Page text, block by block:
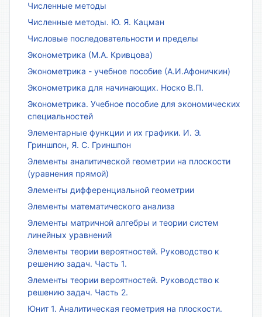
Численные методы
Численные методы. Ю. Я. Кацман
Числовые последовательности и пределы
Эконометрика (М.А. Кривцова)
Эконометрика - учебное пособие (А.И.Афоничкин)
Эконометрика для начинающих. Носко В.П.
Эконометрика. Учебное пособие для экономических
специальностей
Элементарные функции и их графики. И. Э.
Гриншпон, Я. С. Гриншпон
Элементы аналитической геометрии на плоскости
(уравнения прямой)
Элементы дифференциальной геометрии
Элементы математического анализа
Элементы матричной алгебры и теории систем
линейных уравнений
Элементы теории вероятностей. Руководство к
решению задач. Часть 1.
Элементы теории вероятностей. Руководство к
решению задач. Часть 2.
Юнит 1. Аналитическая геометрия на плоскости.